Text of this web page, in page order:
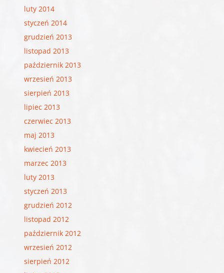
luty 2014
styczeń 2014
grudzień 2013
listopad 2013
październik 2013
wrzesień 2013
sierpień 2013
lipiec 2013
czerwiec 2013
maj 2013
kwiecień 2013
marzec 2013
luty 2013
styczeń 2013
grudzień 2012
listopad 2012
październik 2012
wrzesień 2012
sierpień 2012